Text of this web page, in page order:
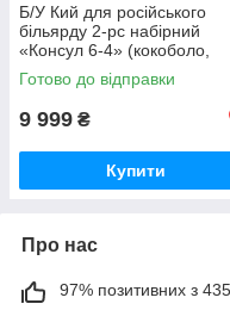
Б/У Кий для російського
більярду 2-pc набірний
«Консул 6-4» (кокоболо,
граб) AS-3106
Готово до відправки
9 999 ₴
Купити
Про нас
97% позитивних з 435